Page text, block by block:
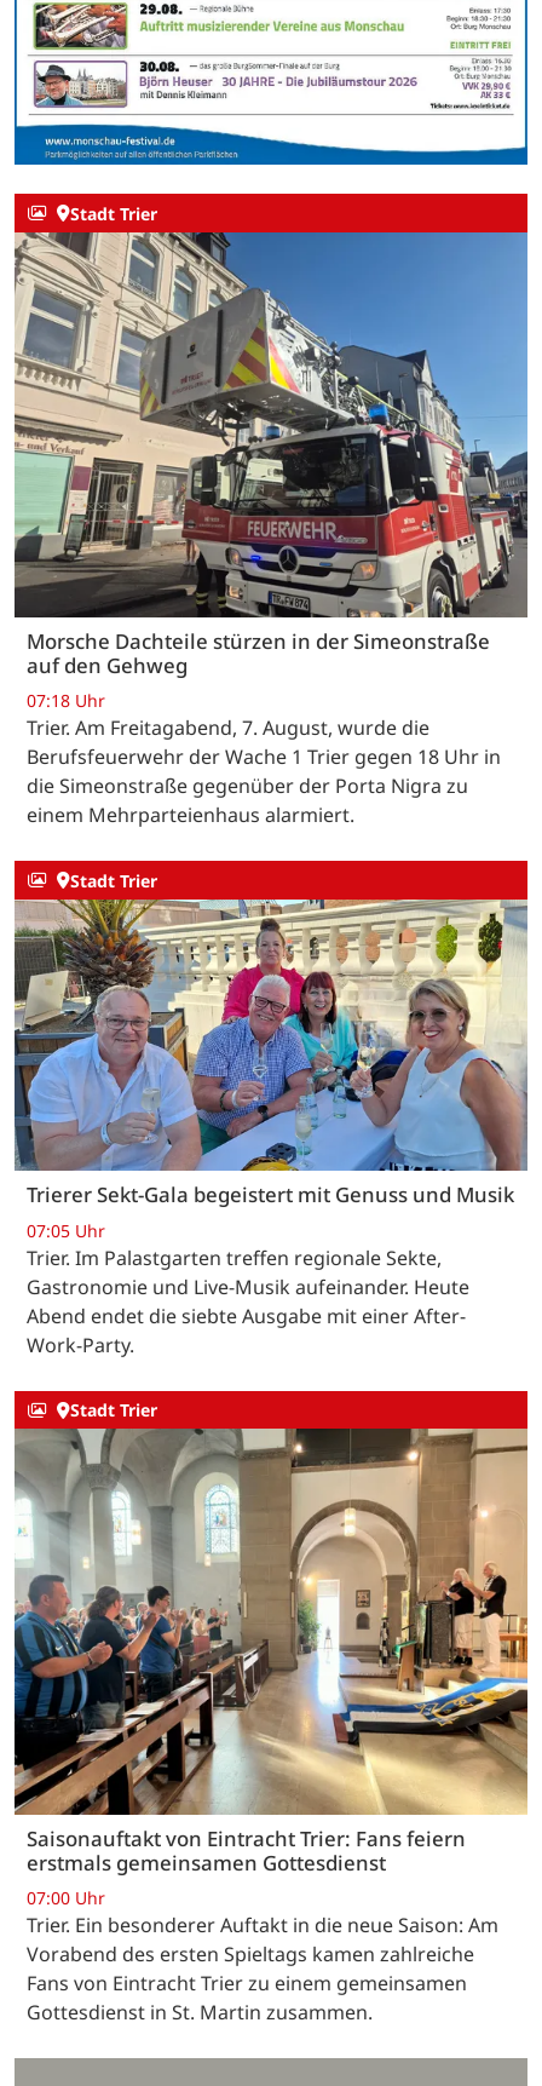
Stadt Trier
Morsche Dachteile stürzen in der Simeonstraße
auf den Gehweg
07:18 Uhr
Trier. Am Freitagabend, 7. August, wurde die
Berufsfeuerwehr der Wache 1 Trier gegen 18 Uhr in
die Simeonstraße gegenüber der Porta Nigra zu
einem Mehrparteienhaus alarmiert.
Stadt Trier
Trierer Sekt-Gala begeistert mit Genuss und Musik
07:05 Uhr
Trier. Im Palastgarten treffen regionale Sekte,
Gastronomie und Live-Musik aufeinander. Heute
Abend endet die siebte Ausgabe mit einer After-
Work-Party.
Stadt Trier
Saisonauftakt von Eintracht Trier: Fans feiern
erstmals gemeinsamen Gottesdienst
07:00 Uhr
Trier. Ein besonderer Auftakt in die neue Saison: Am
Vorabend des ersten Spieltags kamen zahlreiche
Fans von Eintracht Trier zu einem gemeinsamen
Gottesdienst in St. Martin zusammen.